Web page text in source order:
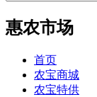
惠农市场
首页
农宝商城
农宝特供